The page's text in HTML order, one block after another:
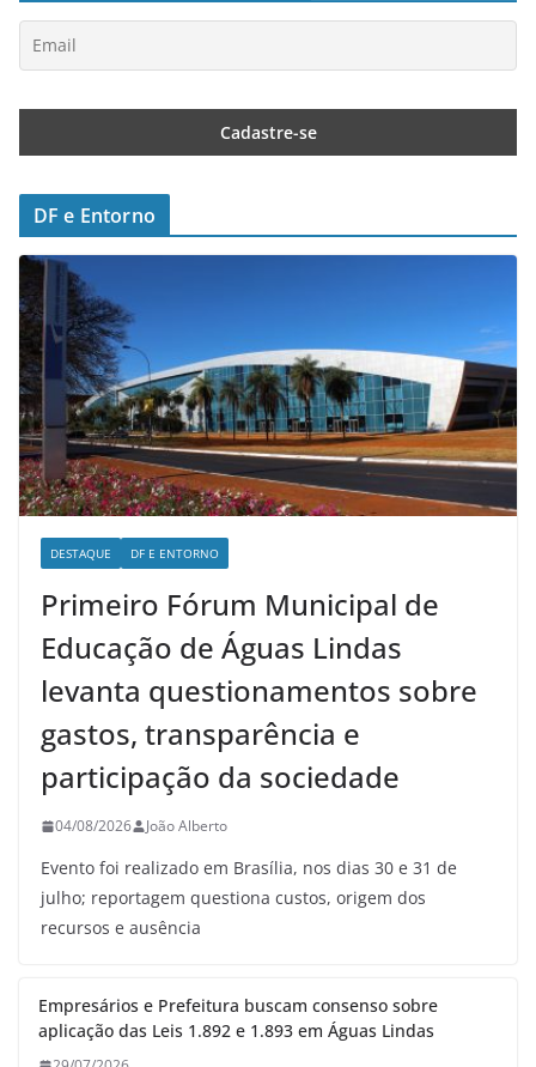
DF e Entorno
DESTAQUE DF E ENTORNO
Primeiro Fórum Municipal de
Educação de Águas Lindas
levanta questionamentos sobre
gastos, transparência e
participação da sociedade
04/08/2026 João Alberto
Evento foi realizado em Brasília, nos dias 30 e 31 de
julho; reportagem questiona custos, origem dos
recursos e ausência
Empresários e Prefeitura buscam consenso sobre
aplicação das Leis 1.892 e 1.893 em Águas Lindas